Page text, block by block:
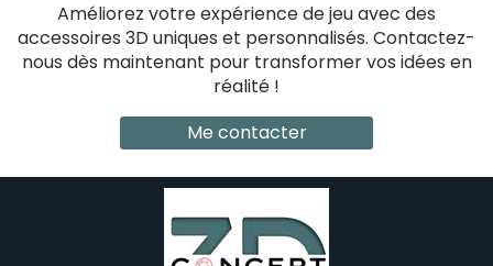
Améliorez votre expérience de jeu avec des
accessoires 3D uniques et personnalisés. Contactez-
nous dès maintenant pour transformer vos idées en
réalité !
Me contacter